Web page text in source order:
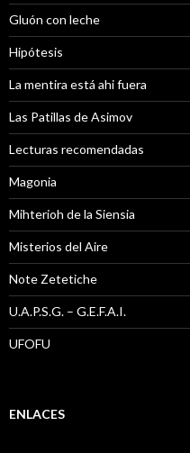
Gluón con leche
Hipótesis
La mentira está ahi fuera
Las Patillas de Asimov
Lecturas recomendadas
Magonia
Mihterioh de la Siensia
Misterios del Aire
Note Zetetiche
U.A.P.S.G. – G.E.F.A.I.
UFOFU
ENLACES